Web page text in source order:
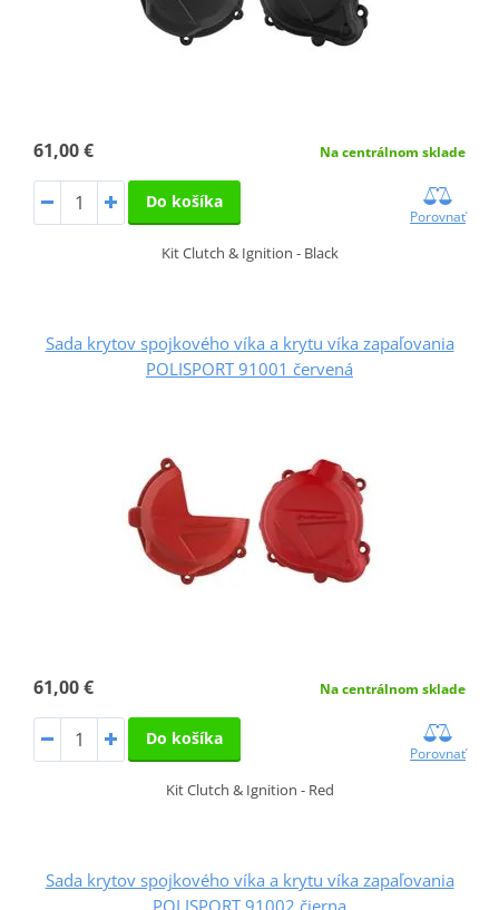
61,00 € Na centrálnom sklade
Do košíka
Porovnať
Kit Clutch & Ignition - Black
Sada krytov spojkového víka a krytu víka zapaľovania
POLISPORT 91001 červená
61,00 € Na centrálnom sklade
Do košíka
Porovnať
Kit Clutch & Ignition - Red
Sada krytov spojkového víka a krytu víka zapaľovania